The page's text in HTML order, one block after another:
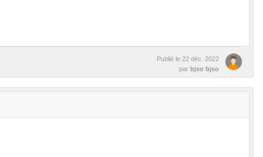
Publié le 22 déc. 2022
par bjso bjso